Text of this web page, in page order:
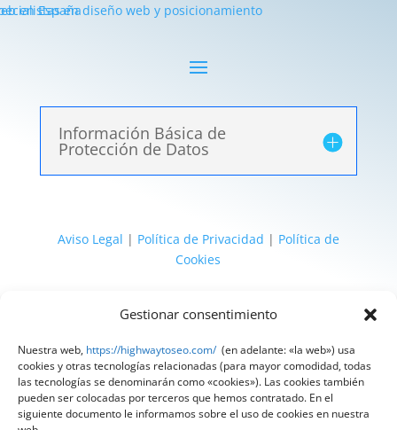
Gestionar consentimiento
Nuestra web, https://highwaytoseo.com/ (en adelante: «la web») usa
cookies y otras tecnologías relacionadas (para mayor comodidad, todas
las tecnologías se denominarán como «cookies»). Las cookies también
pueden ser colocadas por terceros que hemos contratado. En el
siguiente documento le informamos sobre el uso de cookies en nuestra
Información Básica de
Protección de Datos
Aviso Legal | Política de Privacidad | Política de
Cookies
@ 2025 Diseñado por HighWay To Seo | Textos
Compliance«Tu Compliance de confianza»